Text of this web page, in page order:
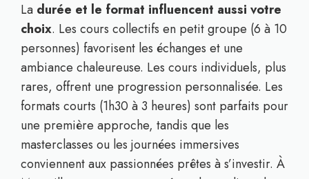
La durée et le format influencent aussi votre
choix. Les cours collectifs en petit groupe (6 à 10
personnes) favorisent les échanges et une
ambiance chaleureuse. Les cours individuels, plus
rares, offrent une progression personnalisée. Les
formats courts (1h30 à 3 heures) sont parfaits pour
une première approche, tandis que les
masterclasses ou les journées immersives
conviennent aux passionnées prêtes à s’investir. À